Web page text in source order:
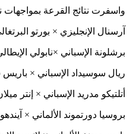
نتائج القرعة بمواجهات نارية:-
× بورتو البرتغالي.
الإسباني ×نابولي الإيطالي.
الإسباني × باريس سان
مدريد الإسباني × إنتر ميلان
الألماني × آيندهوفن